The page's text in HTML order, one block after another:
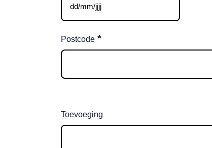
DD
slash
MM
slash
Postcode *
Toevoeging